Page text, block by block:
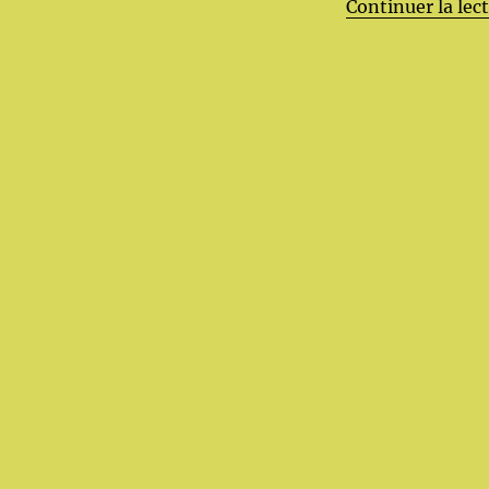
Continuer la